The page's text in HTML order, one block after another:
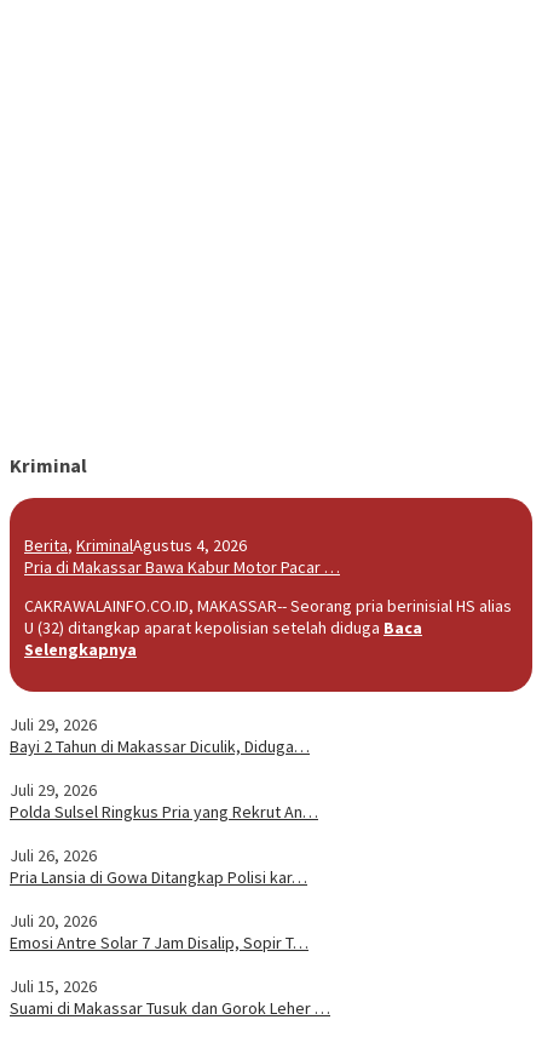
Kriminal
Berita, KriminalAgustus 4, 2026
Pria di Makassar Bawa Kabur Motor Pacar …
CAKRAWALAINFO.CO.ID, MAKASSAR-- Seorang pria berinisial HS alias
U (32) ditangkap aparat kepolisian setelah diduga Baca
Selengkapnya
Juli 29, 2026
Bayi 2 Tahun di Makassar Diculik, Diduga…
Juli 29, 2026
Polda Sulsel Ringkus Pria yang Rekrut An…
Juli 26, 2026
Pria Lansia di Gowa Ditangkap Polisi kar…
Juli 20, 2026
Emosi Antre Solar 7 Jam Disalip, Sopir T…
Juli 15, 2026
Suami di Makassar Tusuk dan Gorok Leher …